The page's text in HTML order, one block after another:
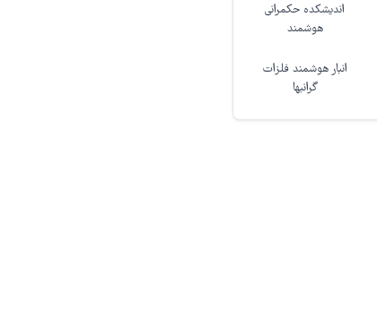
اندیشکده حکمرانی
هوشمند
انبار هوشمند فلزات
گرانبها